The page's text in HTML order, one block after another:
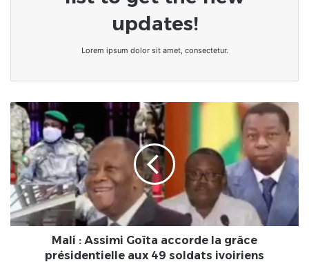
updates!
Lorem ipsum dolor sit amet, consectetur.
Mali
Assimi
Goïta
accorde
la
grâce
présidentielle
aux
Mali : Assimi Goïta accorde la grâce
présidentielle aux 49 soldats ivoiriens